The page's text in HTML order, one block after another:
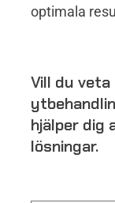
optimala
Vill du veta
hjälper
lösningar.